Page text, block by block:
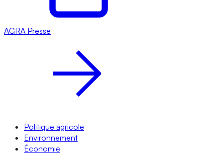
AGRA Presse
Politique agricole
Environnement
Économie